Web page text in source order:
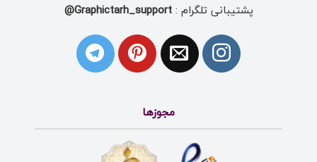
پشتیبانی تلگرام :Graphictarh_support@
مجوزها